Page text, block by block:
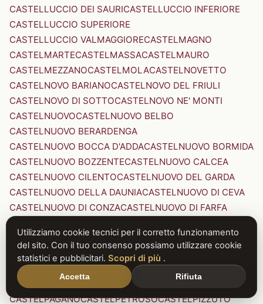
CASTELLUCCIO DEI SAURICASTELLUCCIO INFERIORE
CASTELLUCCIO SUPERIORE
CASTELLUCCIO VALMAGGIORECASTELMAGNO
CASTELMARTECASTELMASSACASTELMAURO
CASTELMEZZANOCASTELMOLACASTELNOVETTO
CASTELNOVO BARIANOCASTELNOVO DEL FRIULI
CASTELNOVO DI SOTTOCASTELNOVO NE' MONTI
CASTELNUOVOCASTELNUOVO BELBO
CASTELNUOVO BERARDENGA
CASTELNUOVO BOCCA D'ADDACASTELNUOVO BORMIDA
CASTELNUOVO BOZZENTECASTELNUOVO CALCEA
CASTELNUOVO CILENTOCASTELNUOVO DEL GARDA
CASTELNUOVO DELLA DAUNIACASTELNUOVO DI CEVA
CASTELNUOVO DI CONZACASTELNUOVO DI FARFA
CASTELNUOVO DI PORTO CASTELNUOVO DON BOSCO
CASTELNUOVO MAGRACASTELNUOVO NIGRA
CASTELNUOVO PARANOCASTELNUOVO RANGONE
CASTELNUOVO SCRIVIA
CASTELNUOVO VAL DI CECINA
CASTELPAGANOCASTELPETROSOCASTELPIZZUTO
Utilizziamo cookie tecnici per il corretto funzionamento
del sito. Con il tuo consenso possiamo utilizzare cookie
statistici e pubblicitari. Scopri di più .
Accetta Rifiuta